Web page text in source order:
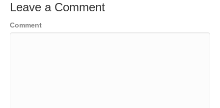
Leave a Comment
Comment